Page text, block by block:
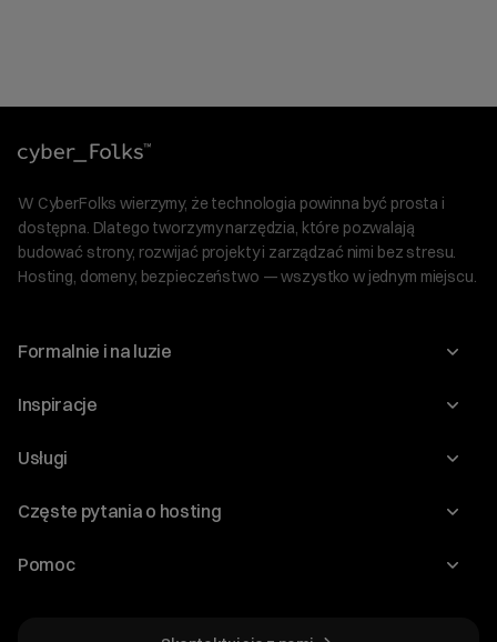
W CyberFolks wierzymy, że technologia powinna być prosta i
dostępna. Dlatego tworzymy narzędzia, które pozwalają
budować strony, rozwijać projekty i zarządzać nimi bez stresu.
Hosting, domeny, bezpieczeństwo — wszystko w jednym miejscu.
Formalnie i na luzie
O nas
Program Korzyści dla Inwestorów
Regulaminy i specyfikacje
Inspiracje
Blog
WordPress
Audyt stron
Usługi
Domeny
Częste pytania o hosting
Jak przenieść stronę?
Pomoc